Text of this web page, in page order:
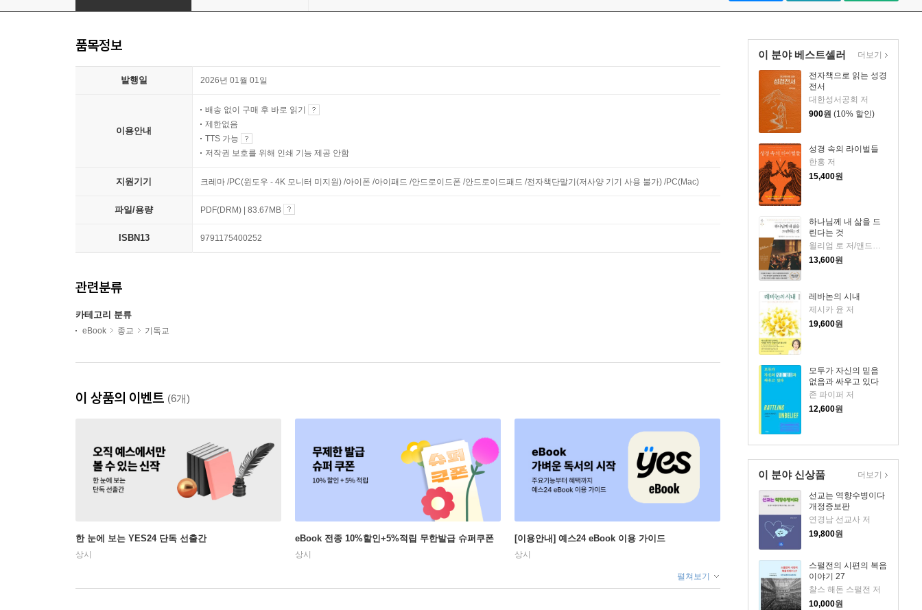
이 분야 베스트셀러
전자책으로 읽는 성경
전서
대한성서공회 저
900원 (10% 할인)
성경 속의 라이벌들
한홍 저
15,400원
하나님께 내 삶을 드
린다는 것
윌리엄 로 저/앤드류 머레이 편/서문강 역
13,600원
레바논의 시내
제시카 윤 저
19,600원
모두가 자신의 믿음
없음과 싸우고 있다
존 파이퍼 저
12,600원
더보기
이 분야 신상품
선교는 역향수병이다
개정증보판
연경남 선교사 저
19,800원
스펄전의 시편의 복음
이야기 27
찰스 해돈 스펄전 저
10,000원
더보기
품목정보
발행일 2026년 01월 01일
이용안내
배송 없이 구매 후 바로 읽기
제한없음
TTS 가능
저작권 보호를 위해 인쇄 기능 제공 안함
지원기기 크레마 /PC(윈도우 - 4K 모니터 미지원) /아이폰 /아이패드 /안드로이드폰 /안드로이드패드 /전자책단말기(저사양 기기 사용 불가) /PC(Mac)
파일/용량 PDF(DRM) | 83.67MB
ISBN13 9791175400252
관련분류
카테고리 분류
eBook 종교 기독교
이 상품의 이벤트 (6개)
한 눈에 보는 YES24 단독 선출간
상시
eBook 전종 10%할인+5%적립 무한발급 슈퍼쿠폰
상시
[이용안내] 예스24 eBook 이용 가이드
상시
펼쳐보기